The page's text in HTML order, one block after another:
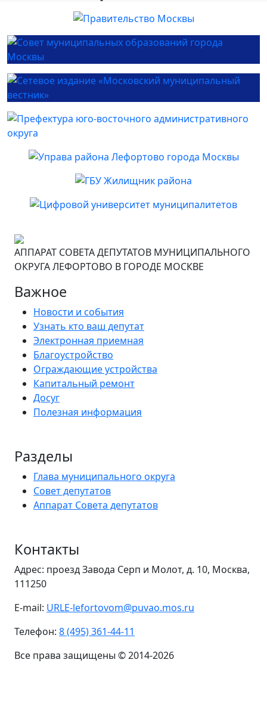
АППАРАТ СОВЕТА ДЕПУТАТОВ МУНИЦИПАЛЬНОГО
ОКРУГА ЛЕФОРТОВО В ГОРОДЕ МОСКВЕ
Важное
Новости и события
Узнать кто ваш депутат
Электронная приемная
Благоустройство
Ограждающие устройства
Капитальный ремонт
Досуг
Полезная информация
Разделы
Глава муниципального округа
Совет депутатов
Аппарат Совета депутатов
Контакты
Адрес: проезд Завода Серп и Молот, д. 10, Москва,
111250
E-mail: URLE-lefortovom@puvao.mos.ru
Телефон: 8 (495) 361-44-11
Все права защищены © 2014-2026